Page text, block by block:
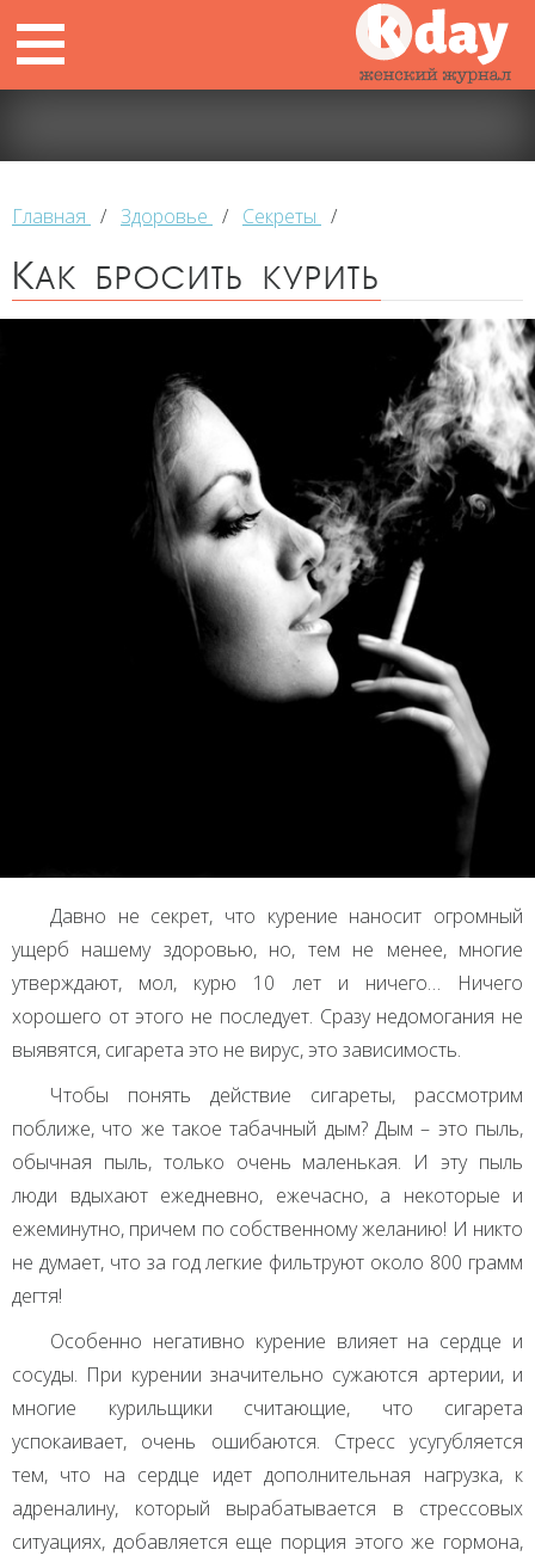
Главная / Здоровье / Секреты /
Как бросить курить
Давно не секрет, что курение наносит огромный
ущерб нашему здоровью, но, тем не менее, многие
утверждают, мол, курю 10 лет и ничего… Ничего
хорошего от этого не последует. Сразу недомогания не
выявятся, сигарета это не вирус, это зависимость.
Чтобы понять действие сигареты, рассмотрим
поближе, что же такое табачный дым? Дым – это пыль,
обычная пыль, только очень маленькая. И эту пыль
люди вдыхают ежедневно, ежечасно, а некоторые и
ежеминутно, причем по собственному желанию! И никто
не думает, что за год легкие фильтруют около 800 грамм
дегтя!
Особенно негативно курение влияет на сердце и
сосуды. При курении значительно сужаются артерии, и
многие курильщики считающие, что сигарета
успокаивает, очень ошибаются. Стресс усугубляется
тем, что на сердце идет дополнительная нагрузка, к
адреналину, который вырабатывается в стрессовых
ситуациях, добавляется еще порция этого же гормона,